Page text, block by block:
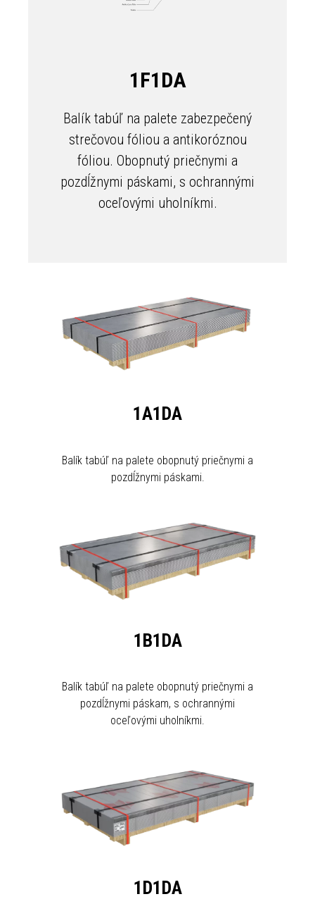
1F1DA
Balík tabúľ na palete zabezpečený
strečovou fóliou a antikoróznou
fóliou. Obopnutý priečnymi a
pozdĺžnymi páskami, s ochrannými
oceľovými uholníkmi.
1A1DA
Balík tabúľ na palete obopnutý priečnymi a
pozdĺžnymi páskami.
1B1DA
Balík tabúľ na palete obopnutý priečnymi a
pozdĺžnymi páskam, s ochrannými
oceľovými uholníkmi.
1D1DA